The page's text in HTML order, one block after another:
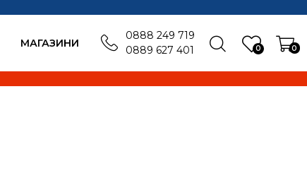
MАГАЗИНИ 0 0
0888 249 719
0889 627 401